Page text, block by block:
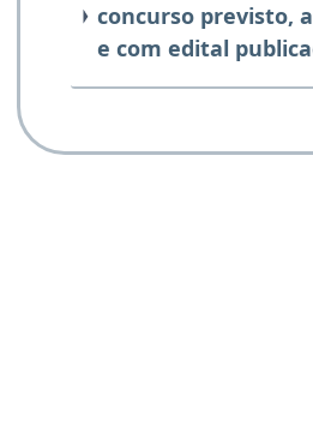
concurso previsto,
e com edital